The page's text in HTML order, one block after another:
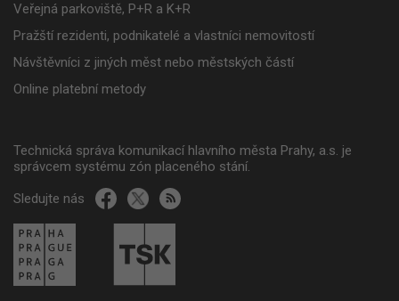
Veřejná parkoviště, P+R a K+R
Pražští rezidenti, podnikatelé a vlastníci nemovitostí
Návštěvníci z jiných měst nebo městských částí
Online platební metody
Technická správa komunikací hlavního města Prahy, a.s. je
správcem systému zón placeného stání.
Sledujte nás